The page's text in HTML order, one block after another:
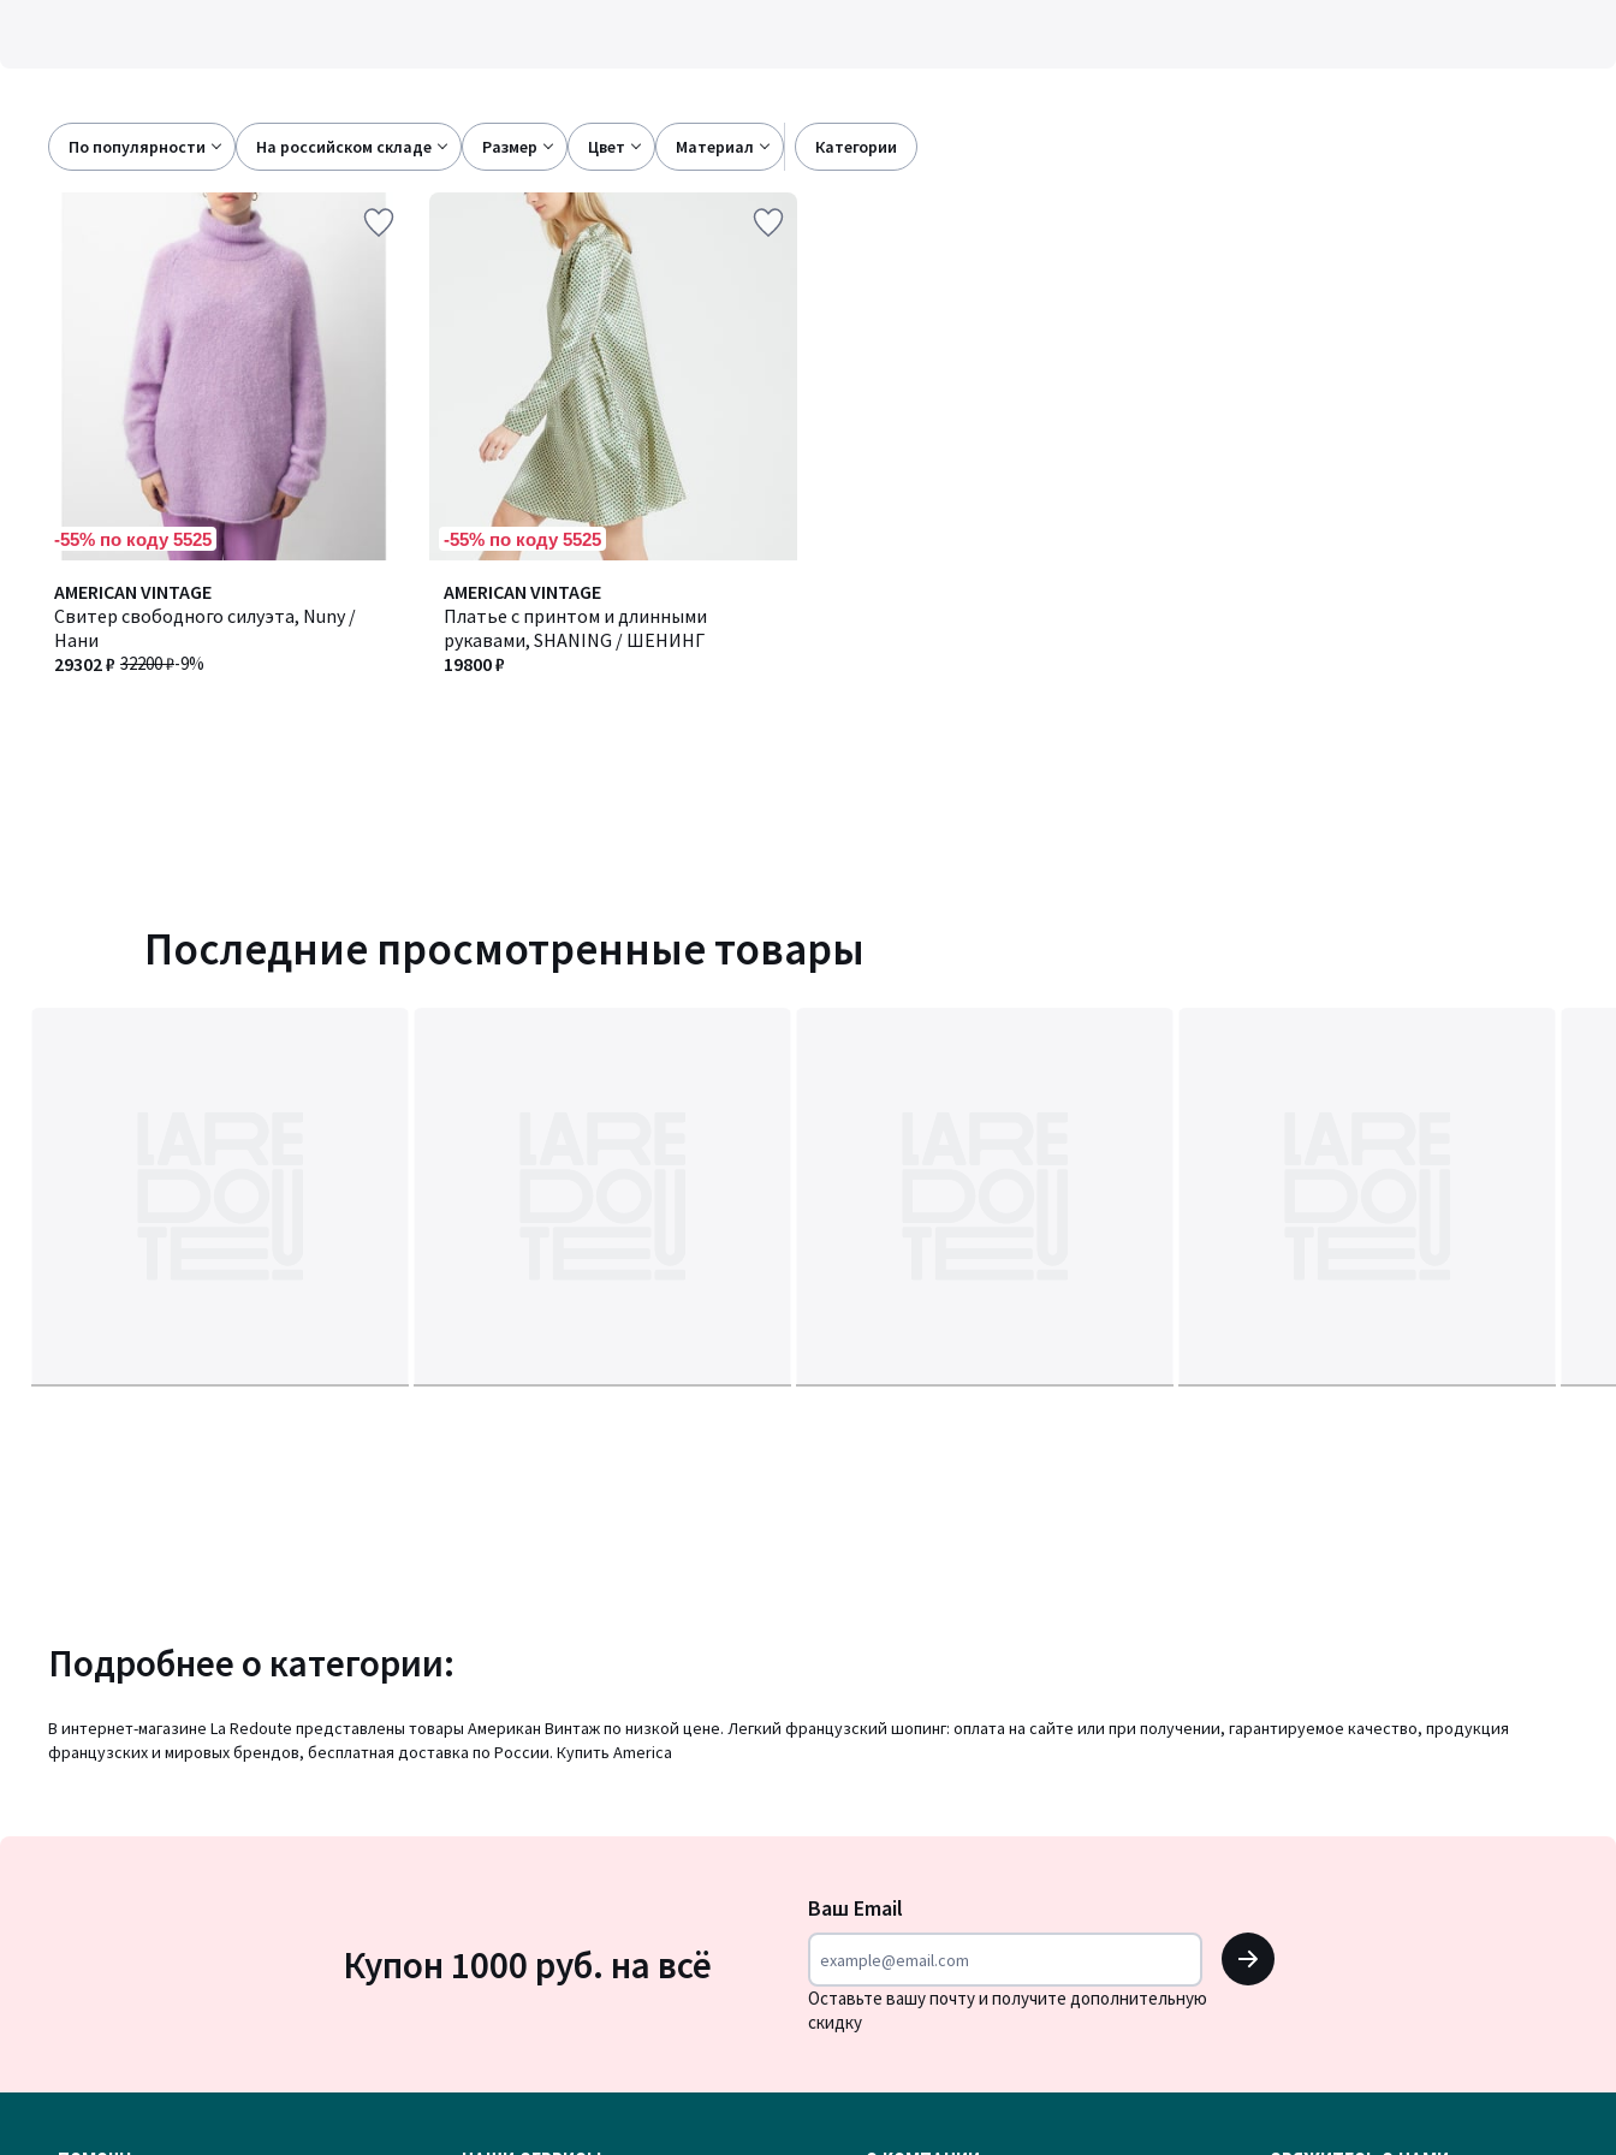
По популярности на российском складе размер цвет материал категории
-55% по коду 5525
AMERICAN VINTAGE
Свитер свободного силуэта, Nuny /
Нани
32200 ₽-9%
29302 ₽
-55% по коду 5525
AMERICAN VINTAGE
Платье с принтом и длинными
рукавами, SHANING / ШЕНИНГ
19800 ₽
Последние просмотренные товары
Подробнее о категории:
В интернет-магазине La Redoute представлены товары Американ Винтаж по низкой цене. Легкий французский шопинг: оплата на сайте или при получении, гарантируемое качество, продукция
французских и мировых брендов, бесплатная доставка по России. Купить America
новости
Купон 1000 руб. на всё
Ваш Email
OK
Оставьте вашу почту и получите дополнительную
скидку